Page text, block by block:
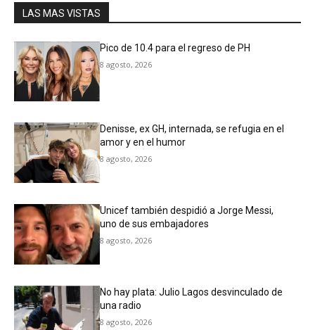
LAS MAS VISTAS
Pico de 10.4 para el regreso de PH
8 agosto, 2026
Denisse, ex GH, internada, se refugia en el
amor y en el humor
8 agosto, 2026
Unicef también despidió a Jorge Messi,
uno de sus embajadores
8 agosto, 2026
No hay plata: Julio Lagos desvinculado de
una radio
8 agosto, 2026